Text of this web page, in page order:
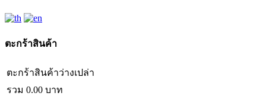
ตะกร้าสินค้า
ตะกร้าสินค้าว่างเปล่า
รวม 0.00 บาท